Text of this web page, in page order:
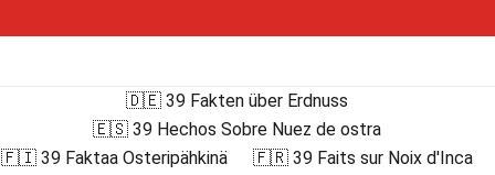
🇩🇪 39 Fakten über Erdnuss
🇪🇸 39 Hechos Sobre Nuez de ostra
🇫🇮 39 Faktaa Osteripähkinä
🇫🇷 39 Faits sur Noix d'Inca